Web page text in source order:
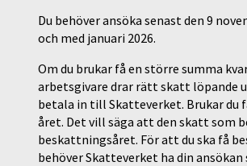
Du behöver ansöka senast den 9
och med januari 2026.
Om du brukar få en större summa
arbetsgivare drar rätt skatt löpande
betala in till Skatteverket. Brukar du
året. Det vill säga att den skatt som
beskattningsåret. För att du ska få
behöver Skatteverket ha din ansökan